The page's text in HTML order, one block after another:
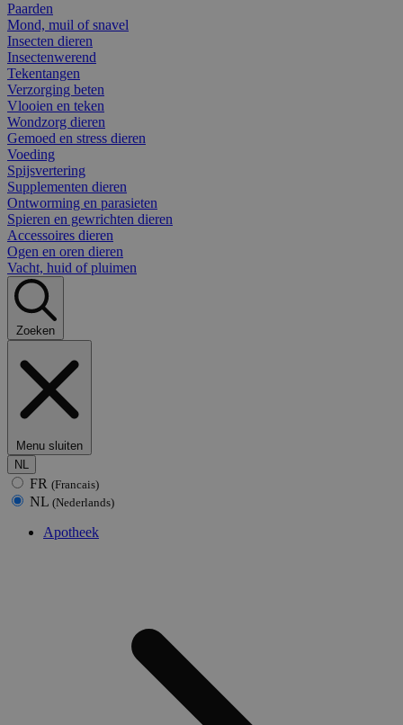
Paarden
Mond, muil of snavel
Insecten dieren
Insectenwerend
Tekentangen
Verzorging beten
Vlooien en teken
Wondzorg dieren
Gemoed en stress dieren
Voeding
Spijsvertering
Supplementen dieren
Ontworming en parasieten
Spieren en gewrichten dieren
Accessoires dieren
Ogen en oren dieren
Vacht, huid of pluimen
Zoeken
Menu sluiten
NL
FR (Francais)
NL (Nederlands)
Apotheek